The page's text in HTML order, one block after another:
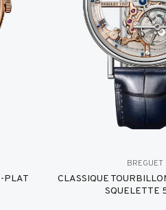
PLAT
BREGUET
CLASSIQUE
SQUELETTE